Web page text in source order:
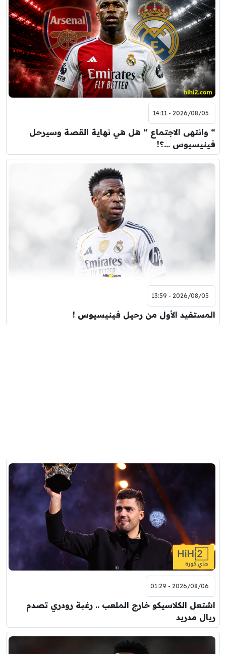
2026/08/05 - 14:11
“ وانتهى الاجتماع “ هل هي نهاية القصة وسيرحل
فينيسيوس …؟!
2026/08/05 - 13:59
المستفيد الأول من رحيل فينيسيوس !
2026/08/06 - 01:29
اشتعل الكلاسيكو خارج الملعب .. رغبة رودري تصدم
ريال مدريد